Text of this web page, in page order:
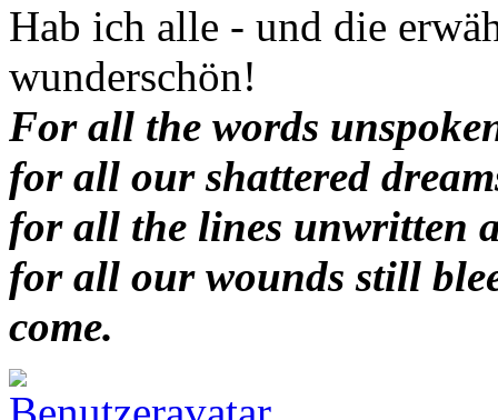
Hab ich alle - und die
wunderschön!
For all the words
for all our shattered
for all the lines unwritten
for all our wounds still
come.